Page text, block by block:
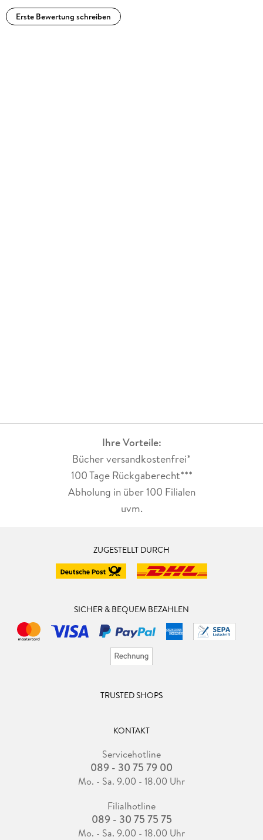
Erste Bewertung schreiben
Ihre Vorteile:
Bücher versandkostenfrei*
100 Tage Rückgaberecht***
Abholung in über 100 Filialen
uvm.
ZUGESTELLT DURCH
SICHER & BEQUEM BEZAHLEN
TRUSTED SHOPS
KONTAKT
Servicehotline
089 - 30 75 79 00
Mo. - Sa. 9.00 - 18.00 Uhr
Filialhotline
089 - 30 75 75 75
Mo. - Sa. 9.00 - 18.00 Uhr